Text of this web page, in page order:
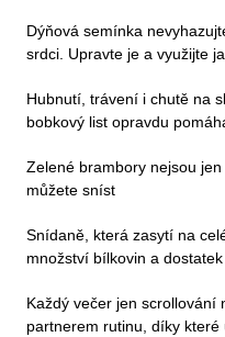
Dýňová semínka
srdci. Upravte je a využijte
Hubnutí, trávení i chutě na
bobkový list opravdu
Zelené brambory nejsou
můžete sníst
Snídaně, která zasytí na
množství bílkovin a
Každý večer jen scrollování
partnerem rutinu, díky